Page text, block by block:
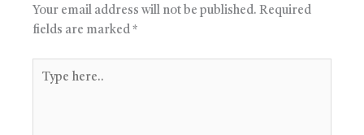
Your email address will not be published. Required
fields are marked *
here..